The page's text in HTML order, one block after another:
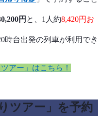
円 と、1人約8,420円お
時台出発の列車が利用でき
アー」はこちら！
ツアー」を予約